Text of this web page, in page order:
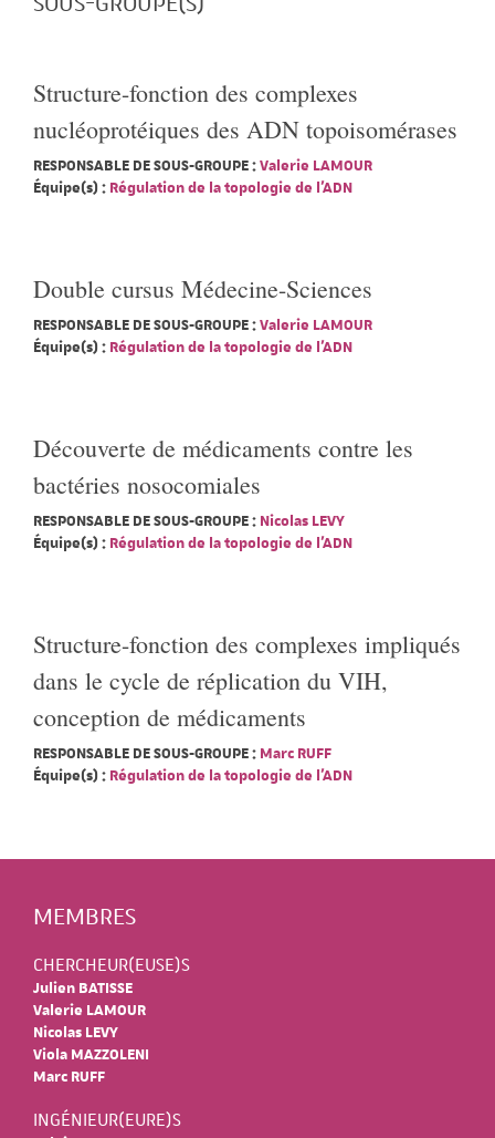
Structure-fonction des complexes
nucléoprotéiques des ADN topoisomérases
RESPONSABLE DE SOUS-GROUPE :Valerie LAMOUR
Équipe(s) : Régulation de la topologie de l'ADN
Double cursus Médecine-Sciences
RESPONSABLE DE SOUS-GROUPE :Valerie LAMOUR
Équipe(s) : Régulation de la topologie de l'ADN
Découverte de médicaments contre les
bactéries nosocomiales
RESPONSABLE DE SOUS-GROUPE : Nicolas LEVY
Équipe(s) : Régulation de la topologie de l'ADN
Structure-fonction des complexes impliqués
dans le cycle de réplication du VIH,
conception de médicaments
RESPONSABLE DE SOUS-GROUPE : Marc RUFF
Équipe(s) : Régulation de la topologie de l'ADN
MEMBRES
CHERCHEUR(EUSE)S
Julien BATISSE
Valerie LAMOUR
Nicolas LEVY
Viola MAZZOLENI
Marc RUFF
INGÉNIEUR(EURE)S